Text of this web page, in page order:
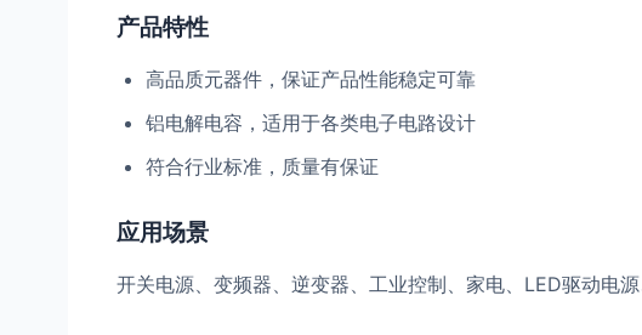
产品特性
高品质元器件，保证产品性能稳定可靠
铝电解电容，适用于各类电子电路设计
符合行业标准，质量有保证
应用场景
开关电源、变频器、逆变器、工业控制、家电、LED驱动电